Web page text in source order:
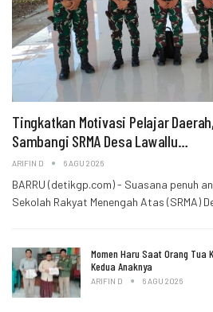
Tingkatkan Motivasi Pelajar
Sambangi SRMA Desa Lawallu…
ARIFIN D 6 AGU 2026
BARRU (detikgp.com) - Suasana penuh
Sekolah Rakyat Menengah Atas (SRMA)
Momen Haru Saat Orang Tua
Kedua Anaknya
ARIFIN D 6 AGU 2026